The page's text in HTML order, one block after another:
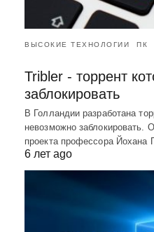
ВЫСОКИЕ ТЕХНОЛОГИИ ПК
Tribler - торрент
заблокировать
В Голландии разработана
невозможно заблокировать.
проекта профессора Йохана
6 лет ago